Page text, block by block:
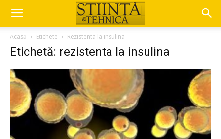
Acasă Etichete Rezistenta la insulina
Etichetă: rezistenta la insulina